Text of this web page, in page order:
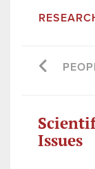
Issues